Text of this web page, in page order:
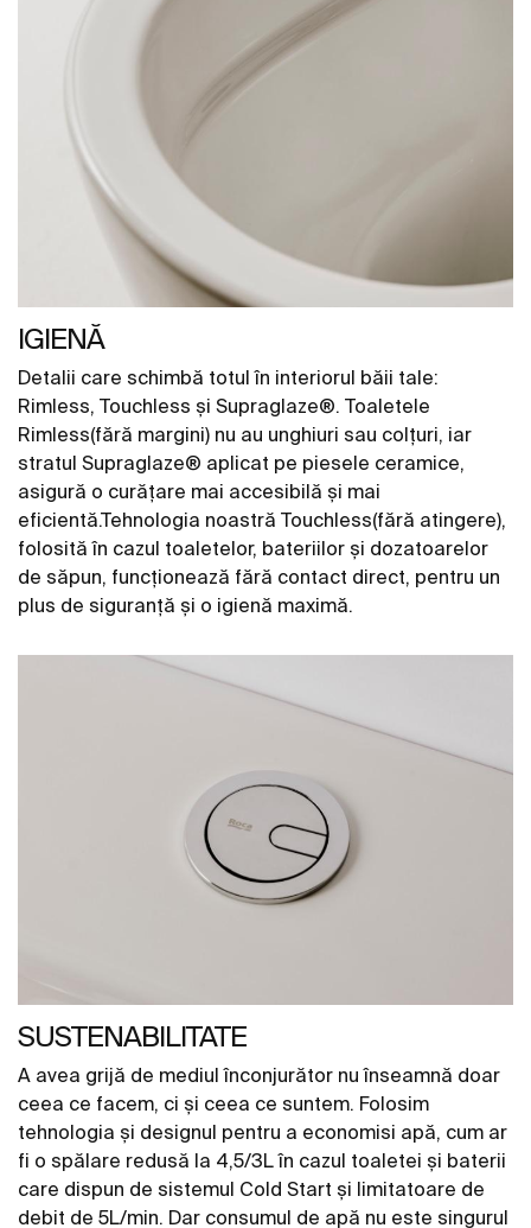
IGIENĂ
Detalii care schimbă totul în interiorul băii tale:
Rimless, Touchless și Supraglaze®. Toaletele
Rimless(fără margini) nu au unghiuri sau colțuri, iar
stratul Supraglaze® aplicat pe piesele ceramice,
asigură o curățare mai accesibilă și mai
eficientă.Tehnologia noastră Touchless(fără atingere),
folosită în cazul toaletelor, bateriilor și dozatoarelor
de săpun, funcționează fără contact direct, pentru un
plus de siguranță și o igienă maximă.
SUSTENABILITATE
A avea grijă de mediul înconjurător nu înseamnă doar
ceea ce facem, ci și ceea ce suntem. Folosim
tehnologia și designul pentru a economisi apă, cum ar
fi o spălare redusă la 4,5/3L în cazul toaletei și baterii
care dispun de sistemul Cold Start și limitatoare de
debit de 5L/min. Dar consumul de apă nu este singurul